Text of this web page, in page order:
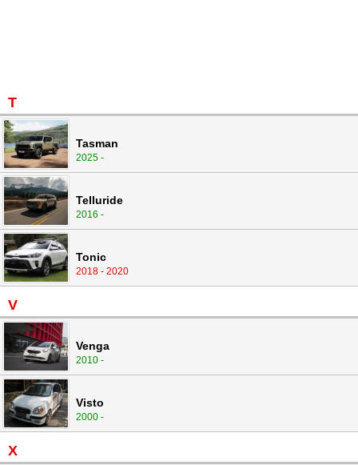
T
Tasman
2025 -
Telluride
2016 -
Tonic
2018 - 2020
V
Venga
2010 -
Visto
2000 -
X